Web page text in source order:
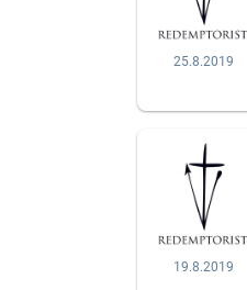
25.8.2019
19.8.2019